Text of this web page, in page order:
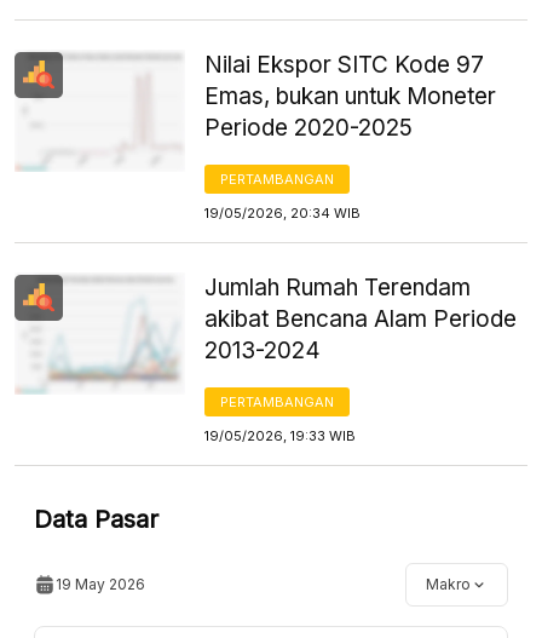
Nilai Ekspor SITC Kode 97
Emas, bukan untuk Moneter
Periode 2020-2025
PERTAMBANGAN
19/05/2026, 20:34 WIB
Jumlah Rumah Terendam
akibat Bencana Alam Periode
2013-2024
PERTAMBANGAN
19/05/2026, 19:33 WIB
Data Pasar
19 May 2026 Makro